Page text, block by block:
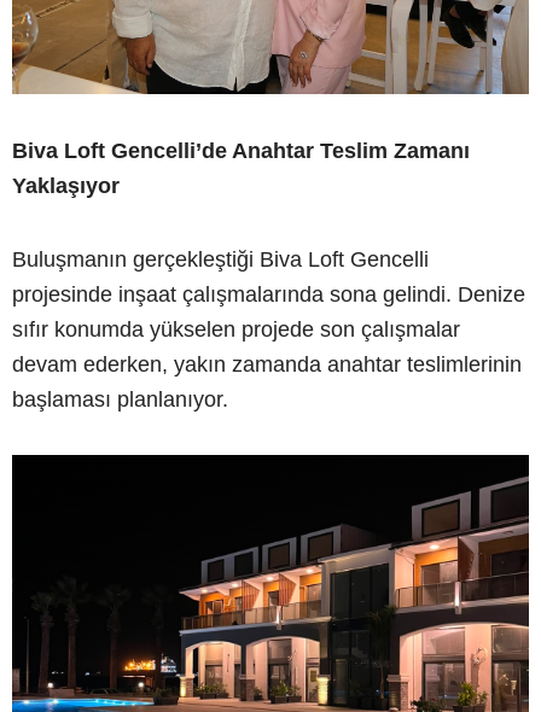
Biva Loft Gencelli’de Anahtar Teslim Zamanı
Yaklaşıyor
Buluşmanın gerçekleştiği Biva Loft Gencelli
projesinde inşaat çalışmalarında sona gelindi. Denize
sıfır konumda yükselen projede son çalışmalar
devam ederken, yakın zamanda anahtar teslimlerinin
başlaması planlanıyor.